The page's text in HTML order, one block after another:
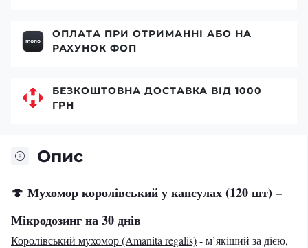
Опис
🍄 Мухомор королівський у капсулах (120 шт) –
Мікродозинг на 30 днів
Королівський мухомор (Amanita regalis)- м’якіший за дією,
ОПЛАТА ПРИ ОТРИМАННІ АБО НА
РАХУНОК ФОП
БЕЗКОШТОВНА ДОСТАВКА ВІД 1000
ГРН